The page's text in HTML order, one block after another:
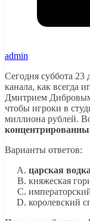
admin
Сегодня суббота 23
канала, как всегда
Дмитрием
чтобы игроки в
миллиона рублей.
Варианты ответов:
царская водка
княжеская
королевский